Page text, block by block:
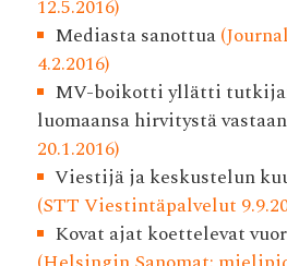
12.5.2016)
Mediasta sanottua
4.2.2016)
MV-boikotti yllätti
luomaansa hirvitystä
20.1.2016)
Viestijä ja keskustelun
(STT Viestintäpalvelut
Kovat ajat koettelevat